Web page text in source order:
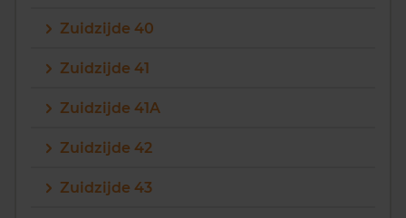
Zuidzijde 40
Zuidzijde 41
Zuidzijde 41A
Zuidzijde 42
Zuidzijde 43